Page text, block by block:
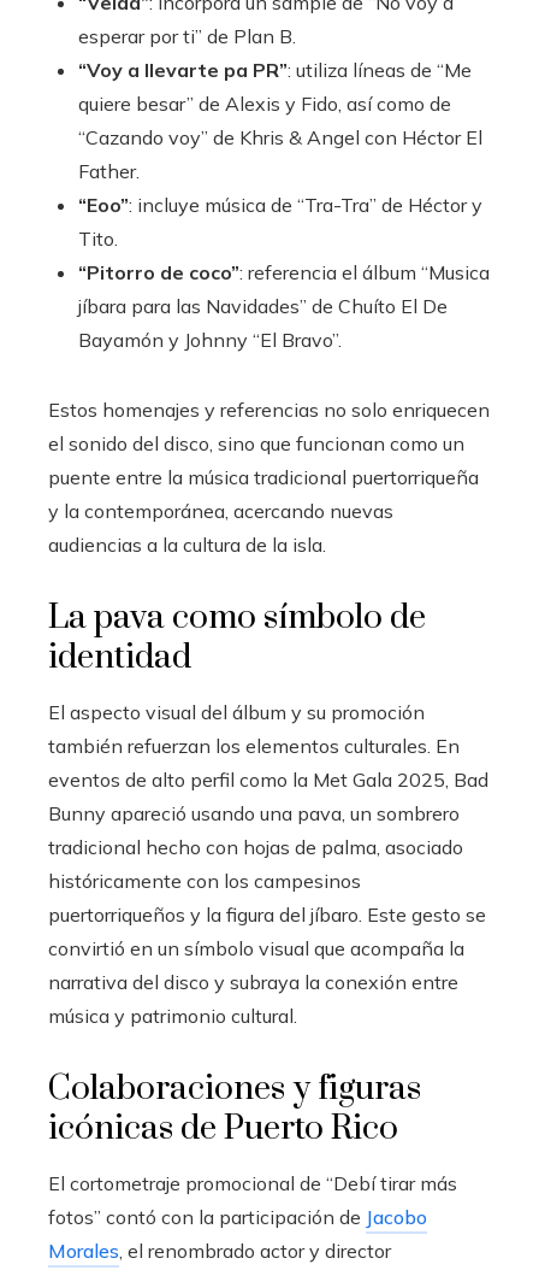
esperar por ti” de Plan B.
“Voy a llevarte pa PR”: utiliza líneas de “Me
quiere besar” de Alexis y Fido, así como de
“Cazando voy” de Khris & Angel con Héctor El
Father.
“Eoo”: incluye música de “Tra-Tra” de Héctor y
Tito.
“Pitorro de coco”: referencia el álbum “Musica
jíbara para las Navidades” de Chuíto El De
Bayamón y Johnny “El Bravo”.
Estos homenajes y referencias no solo enriquecen
el sonido del disco, sino que funcionan como un
puente entre la música tradicional puertorriqueña
y la contemporánea, acercando nuevas
audiencias a la cultura de la isla.
La pava como símbolo de
identidad
El aspecto visual del álbum y su promoción
también refuerzan los elementos culturales. En
eventos de alto perfil como la Met Gala 2025, Bad
Bunny apareció usando una pava, un sombrero
tradicional hecho con hojas de palma, asociado
históricamente con los campesinos
puertorriqueños y la figura del jíbaro. Este gesto se
convirtió en un símbolo visual que acompaña la
narrativa del disco y subraya la conexión entre
música y patrimonio cultural.
Colaboraciones y figuras
icónicas de Puerto Rico
El cortometraje promocional de “Debí tirar más
fotos” contó con la participación de Jacobo
Morales , el renombrado actor y director